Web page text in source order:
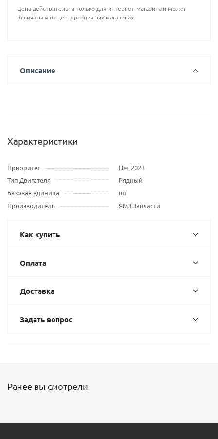
Цена действительна только для интернет-магазина и может
отличаться от цен в розничных магазинах
Описание
Характеристики
Приоритет
Нет 2023
Тип Двигателя
Рядный
Базовая единица
шт
Производитель
ЯМЗ Запчасти
Как купить
Оплата
Доставка
Задать вопрос
Ранее вы смотрели